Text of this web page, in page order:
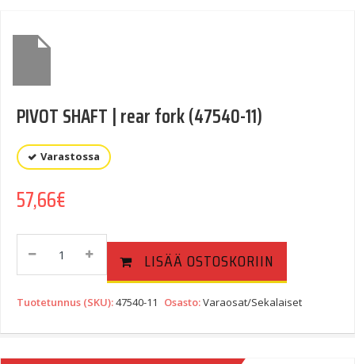
PIVOT SHAFT | rear fork (47540-11)
Varastossa
57,66€
Rear
(47540-
LISÄÄ OSTOSKORIIN
Tuotetunnus (SKU):47540-11 Osasto:Varaosat/Sekalaiset